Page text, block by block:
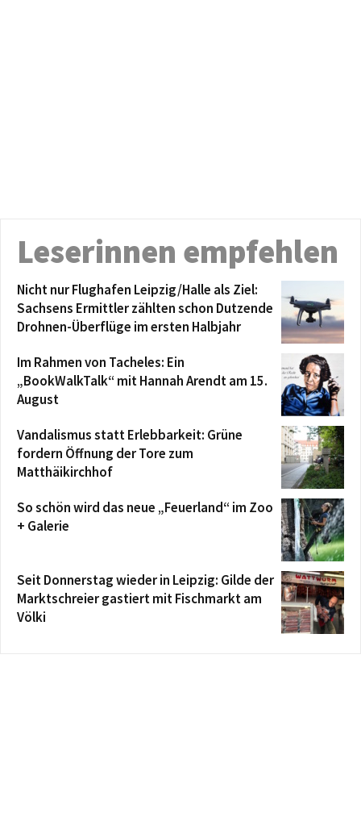
Leserinnen empfehlen
Nicht nur Flughafen Leipzig/Halle als Ziel:
Sachsens Ermittler zählten schon Dutzende
Drohnen-Überflüge im ersten Halbjahr
Im Rahmen von Tacheles: Ein
„BookWalkTalk“ mit Hannah Arendt am 15.
August
Vandalismus statt Erlebbarkeit: Grüne
fordern Öffnung der Tore zum
Matthäikirchhof
So schön wird das neue „Feuerland“ im Zoo
+ Galerie
Seit Donnerstag wieder in Leipzig: Gilde der
Marktschreier gastiert mit Fischmarkt am
Völki